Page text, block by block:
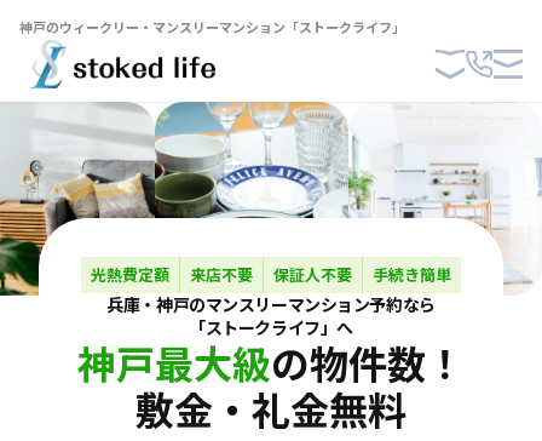
神戸のウィークリー・マンスリーマンション「ストークライフ」
光熱費定額 来店不要 保証人不要 手続き簡単
兵庫・神戸のマンスリーマンション予約なら
「ストークライフ」へ
神戸最大級の物件数！
敷金・礼金無料